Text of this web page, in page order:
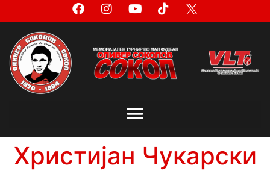
Христијан Чукарски